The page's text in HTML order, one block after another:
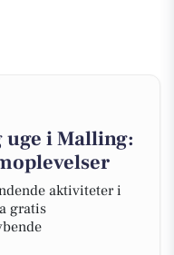
i Malling:
aktiviteter i
gratis